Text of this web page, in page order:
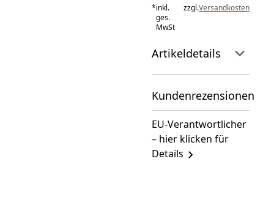
*inkl.
ges.
MwSt
zzgl.Versandkosten
Artikeldetails
Kundenrezensionen
EU-Verantwortlicher
– hier klicken für
Details